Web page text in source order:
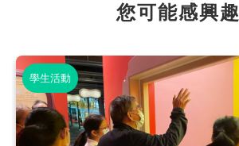
您可能感興趣
學生活動